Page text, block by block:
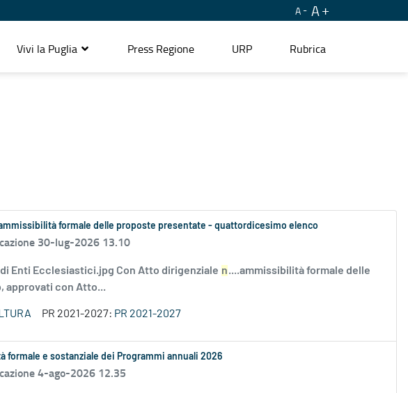
A A
Vivi la Puglia Press Regione URP Rubrica
formale delle proposte presentate - quattordicesimo elenco
30-lug-2026 13.10
Enti Ecclesiastici.jpg Con Atto dirigenziale n....ammissibilità formale delle
approvati con Atto...
PR 2021-2027: PR 2021-2027
formale e sostanziale dei Programmi annuali 2026
4-ago-2026 12.35